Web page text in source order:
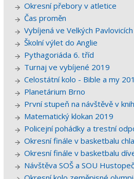
Okresní přebory v atletice
Čas proměn
Vybíjená ve Velkých Pavlovicích
Školní výlet do Anglie
Pythagoriáda 6. tříd
Turnaj ve vybíjené 2019
Celostátní kolo - Bible a my
Planetárium Brno
První stupeň na návštěvě v
Matematický klokan 2019
Policejní pohádky a trestní
Okresní finále v basketbalu
Okresní finále v basketbalu
Návštěva SOŠ a SOU